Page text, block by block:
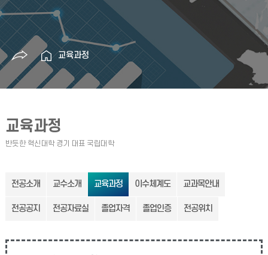
교육과정
교육과정
전공소개 교수소개 교육과정 이수체계도 교과목안내
전공공지 전공자료실 졸업자격 졸업인증 전공위치